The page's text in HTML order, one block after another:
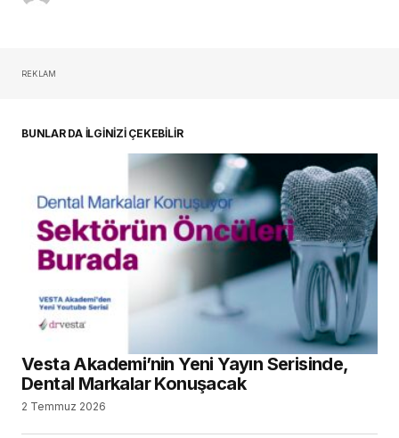
REKLAM
BUNLAR DA İLGİNİZİ ÇEKEBİLİR
Vesta Akademi’nin Yeni Yayın Serisinde,
Dental Markalar Konuşacak
2 Temmuz 2026